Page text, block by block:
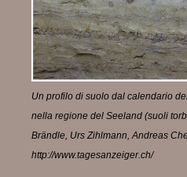
Un profilo di suolo dal calendario
nella regione del Seeland (suoli
Brändle, Urs Zihlmann, Andreas
http://www.tagesanzeiger.ch/